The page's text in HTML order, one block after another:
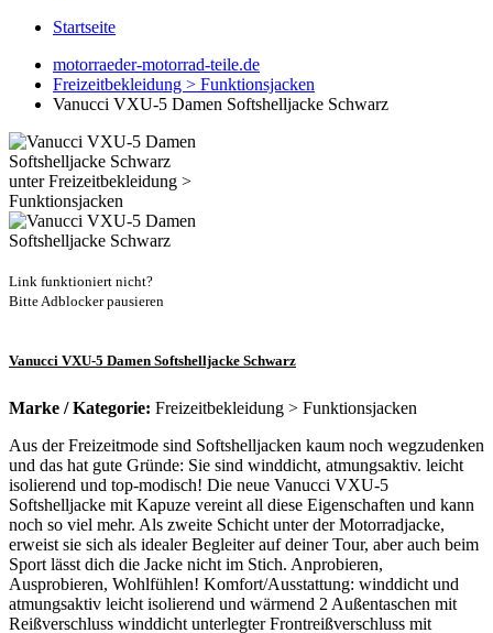
Startseite
motorraeder-motorrad-teile.de
Freizeitbekleidung > Funktionsjacken
Vanucci VXU-5 Damen Softshelljacke Schwarz
Link funktioniert nicht?
Bitte Adblocker pausieren
Vanucci VXU-5 Damen Softshelljacke Schwarz
Marke / Kategorie: Freizeitbekleidung > Funktionsjacken
Aus der Freizeitmode sind Softshelljacken kaum noch wegzudenken
und das hat gute Gründe: Sie sind winddicht, atmungsaktiv. leicht
isolierend und top-modisch! Die neue Vanucci VXU-5
Softshelljacke mit Kapuze vereint all diese Eigenschaften und kann
noch so viel mehr. Als zweite Schicht unter der Motorradjacke,
erweist sie sich als idealer Begleiter auf deiner Tour, aber auch beim
Sport lässt dich die Jacke nicht im Stich. Anprobieren,
Ausprobieren, Wohlfühlen! Komfort/Ausstattung: winddicht und
atmungsaktiv leicht isolierend und wärmend 2 Außentaschen mit
Reißverschluss winddicht unterlegter Frontreißverschluss mit